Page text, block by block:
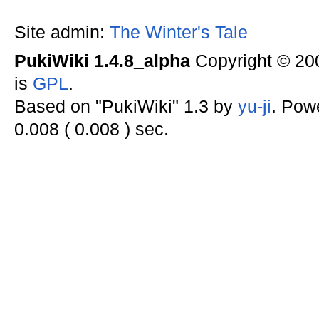
Site admin: The Winter's Tale
PukiWiki 1.4.8_alphaCopyright ©
is GPL.
Based on "PukiWiki" 1.3 by yu-ji.
0.008 ( 0.008 ) sec.